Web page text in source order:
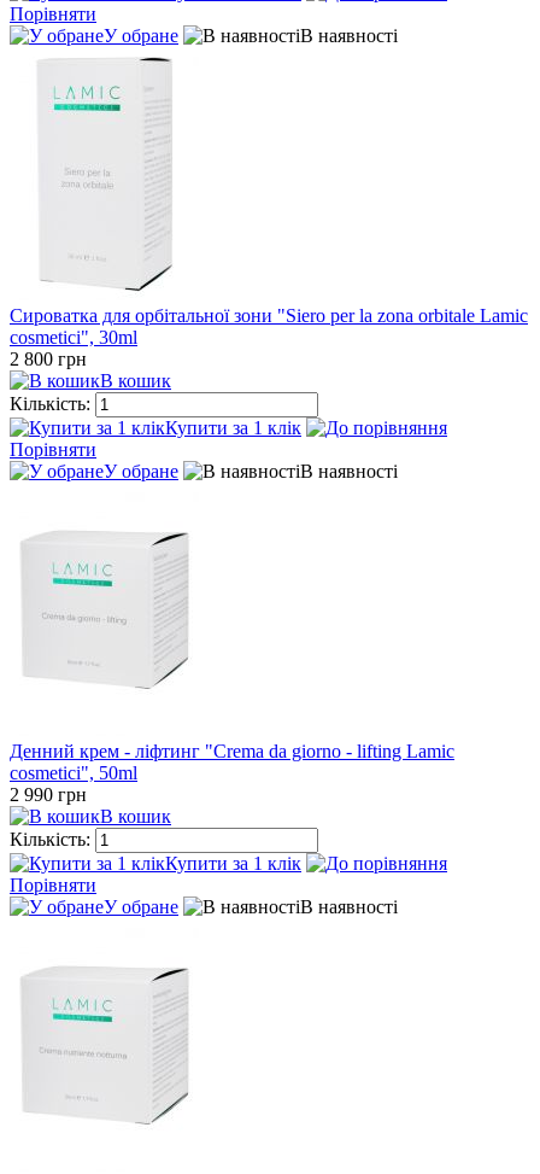
Порівняти
У обране
В наявності
Сироватка для орбітальної зони "Siero per la zona orbitale Lamic
cosmetici", 30ml
2 800 грн
В кошик
Кількість:
Купити за 1 клiк
Порівняти
У обране
В наявності
Денний крем - ліфтинг "Crema da giorno - lifting Lamic
cosmetici", 50ml
2 990 грн
В кошик
Кількість:
Купити за 1 клiк
Порівняти
У обране
В наявності